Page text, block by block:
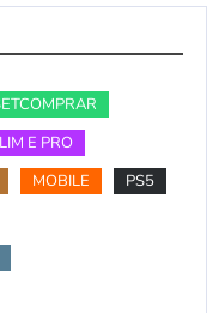
E PRO
MOBILE
PS5